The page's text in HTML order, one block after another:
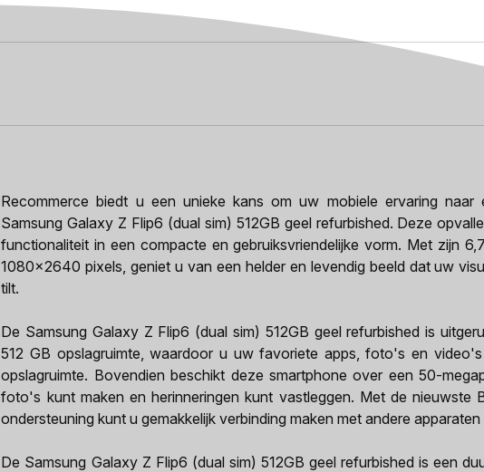
Recommerce biedt u een unieke kans om uw mobiele ervaring
Samsung Galaxy Z Flip6 (dual sim) 512GB geel refurbished. Deze
functionaliteit in een compacte en gebruiksvriendelijke vorm. Met zijn
1080x2640 pixels, geniet u van een helder en levendig beeld dat uw
tilt.
De Samsung Galaxy Z Flip6 (dual sim) 512GB geel refurbished is
512 GB opslagruimte, waardoor u uw favoriete apps, foto's en
opslagruimte. Bovendien beschikt deze smartphone over een 50-
foto's kunt maken en herinneringen kunt vastleggen. Met de nieuwste
ondersteuning kunt u gemakkelijk verbinding maken met andere
De Samsung Galaxy Z Flip6 (dual sim) 512GB geel refurbished is een